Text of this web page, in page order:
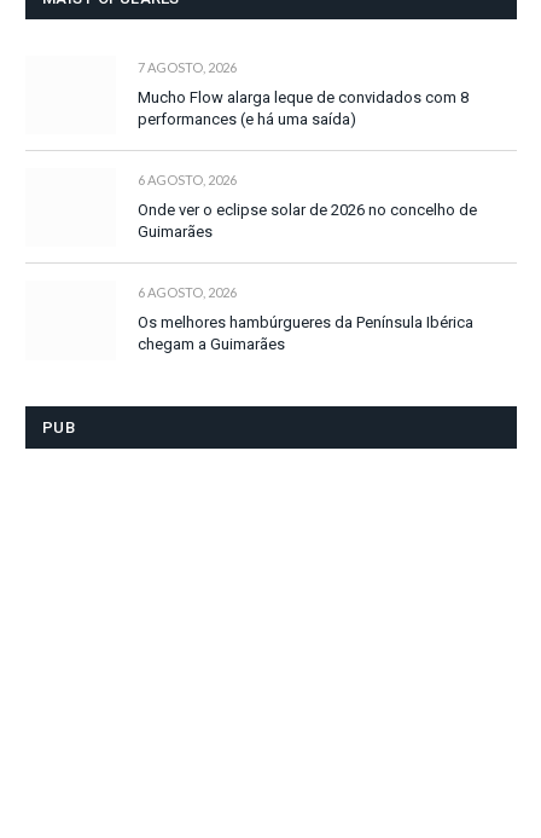
7 AGOSTO, 2026
Mucho Flow alarga leque de convidados com 8
performances (e há uma saída)
6 AGOSTO, 2026
Onde ver o eclipse solar de 2026 no concelho de
Guimarães
6 AGOSTO, 2026
Os melhores hambúrgueres da Península Ibérica
chegam a Guimarães
PUB